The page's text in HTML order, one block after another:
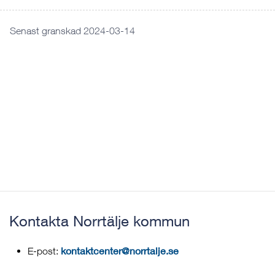
Senast granskad 2024-03-14
Kontakta Norrtälje kommun
E-post: kontaktcenter@norrtalje.se